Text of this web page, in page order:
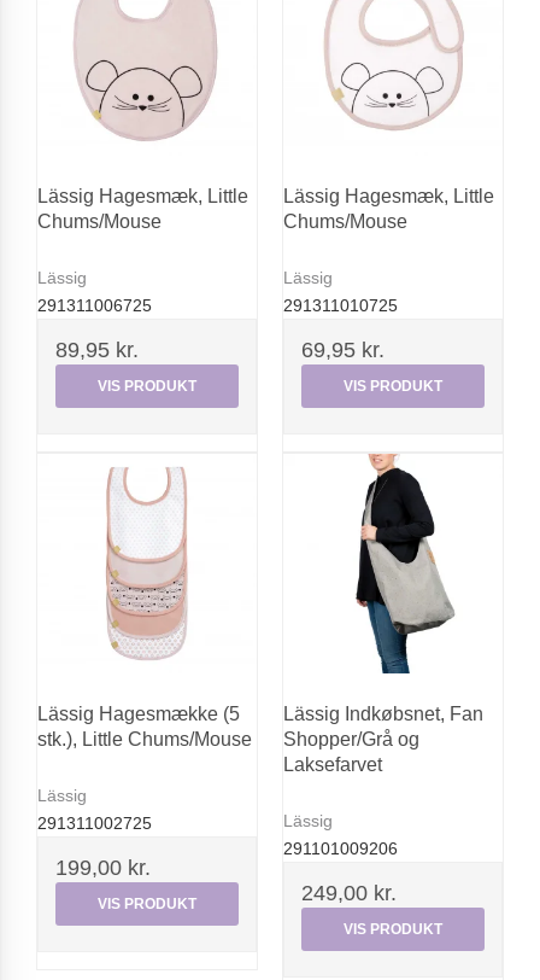
Lässig Hagesmæk, Little
Chums/Mouse
Lässig
291311006725
89,95 kr.
VIS PRODUKT
Lässig Hagesmæk, Little
Chums/Mouse
Lässig
291311010725
69,95 kr.
VIS PRODUKT
Lässig Hagesmække (5
stk.), Little Chums/Mouse
Lässig
291311002725
199,00 kr.
VIS PRODUKT
Lässig Indkøbsnet, Fan
Shopper/Grå og
Laksefarvet
Lässig
291101009206
249,00 kr.
VIS PRODUKT